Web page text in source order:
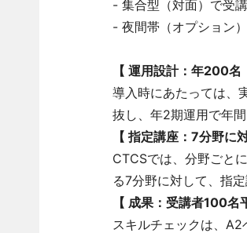
- 集合型（対面）で受
- 夜間帯（オプション
【 運用設計：年200名
導入時にあたっては、
抜し、年2期運用で年
【 指定講座：7分野に
CTCSでは、分野ごと
る7分野に対して、指
【 成果：受講者100名
スキルチェックは、